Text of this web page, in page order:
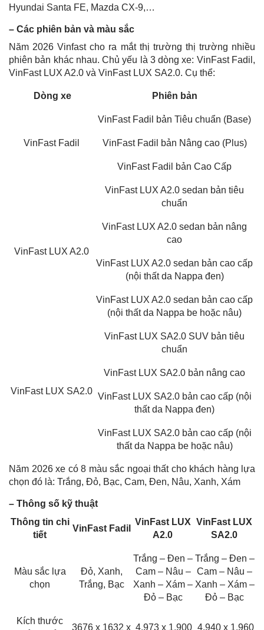
Hyundai Santa FE, Mazda CX-9,…
– Các phiên bản và màu sắc
Năm 2026 Vinfast cho ra mắt thị trường thị trường nhiều
phiên bản khác nhau. Chủ yếu là 3 dòng xe: VinFast Fadil,
VinFast LUX A2.0 và VinFast LUX SA2.0. Cụ thể:
Dòng xe Phiên bản
VinFast Fadil
VinFast Fadil bản Tiêu chuẩn (Base)
VinFast Fadil bản Nâng cao (Plus)
VinFast Fadil bản Cao Cấp
VinFast LUX A2.0
VinFast LUX A2.0 sedan bản tiêu
chuẩn
VinFast LUX A2.0 sedan bản nâng
cao
VinFast LUX A2.0 sedan bản cao cấp
(nội thất da Nappa đen)
VinFast LUX A2.0 sedan bản cao cấp
(nội thất da Nappa be hoặc nâu)
VinFast LUX SA2.0
VinFast LUX SA2.0 SUV bản tiêu
chuẩn
VinFast LUX SA2.0 bản nâng cao
VinFast LUX SA2.0 bản cao cấp (nội
thất da Nappa đen)
VinFast LUX SA2.0 bản cao cấp (nội
thất da Nappa be hoặc nâu)
Năm 2026 xe có 8 màu sắc ngoại thất cho khách hàng lựa
chọn đó là: Trắng, Đỏ, Bạc, Cam, Đen, Nâu, Xanh, Xám
– Thông số kỹ thuật
Thông tin chi
tiết
VinFast Fadil
VinFast LUX
A2.0
VinFast LUX
SA2.0
Màu sắc lựa
chọn
Đỏ, Xanh,
Trắng, Bạc
Trắng – Đen –
Cam – Nâu –
Xanh – Xám –
Đỏ – Bạc
Trắng – Đen –
Cam – Nâu –
Xanh – Xám –
Đỏ – Bạc
Kích thước
3676 x 1632 x 4.973 x 1.900 4.940 x 1.960